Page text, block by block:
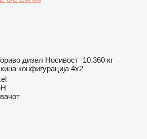
дизел Носивост 10.360 кг
конфигурација 4x2